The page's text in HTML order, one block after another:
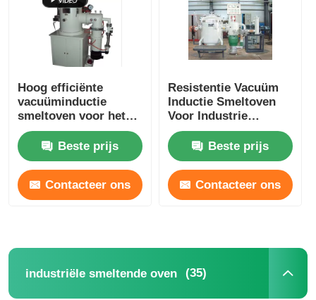
Gasverwarming
biomassastoomketel
Industriële laboratoriumoven
Vacuüm Droogoven
CCM gietmachine
Hoog efficiënte
vacuüminductie
smeltoven voor het
smelten van koper /
aluminiumBeste prijs
Contacteer ons
Resistentie Vacuüm
Inductie Smeltoven
Voor Industrie
Laboratorium Op
maat
Beste prijs
Contacteer ons
industriële smeltende oven (35)